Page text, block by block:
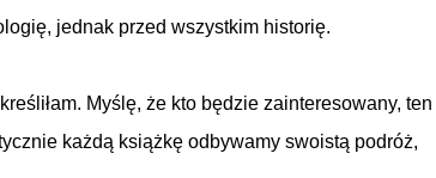
jednak przed wszystkim historię.
Myślę, że kto będzie zainteresowany, ten
każdą książkę odbywamy swoistą podróż,